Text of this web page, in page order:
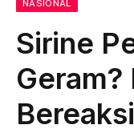
NASIONAL
Sirine
Geram?